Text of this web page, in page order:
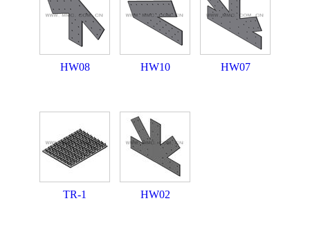
HW08 HW10 HW07
TR-1 HW02